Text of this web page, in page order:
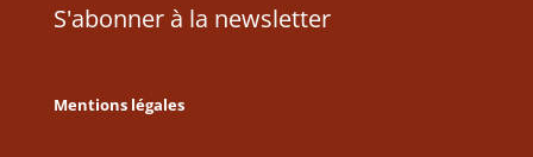
S'abonner à la newsletter
Mentions légales